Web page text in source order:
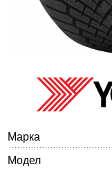
Марка
Модел